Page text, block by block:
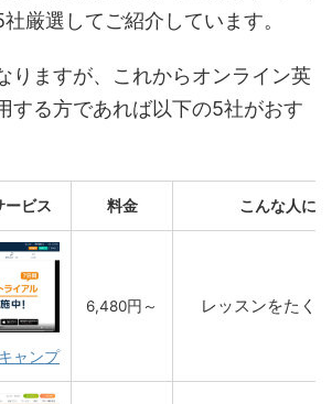
厳選してご紹介しています。
りますが、これからオンライン英
する方であれば以下の5社がおす
ービス 料金 こんな人に
ャンプ
6,480円～ レッスンをたく